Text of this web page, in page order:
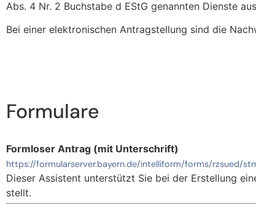
Abs. 4 Nr. 2 Buchstabe d EStG genannten Dienste
Bei einer elektronischen Antragstellung sind die
Formulare
Formloser Antrag (mit Unterschrift)
https://formularserver.bayern.de/intelliform/forms/rzsued/
Dieser Assistent unterstützt Sie bei der Erstellung
stellt.